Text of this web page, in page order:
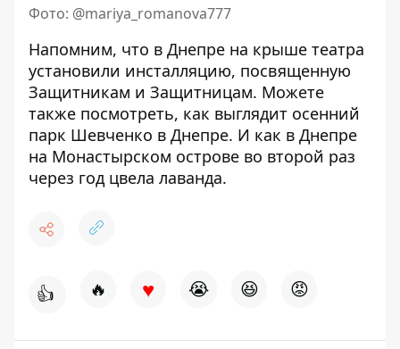
Фото: @mariya_romanova777
Напомним, что в Днепре на крыше театра
установили инсталляцию, посвященную
Защитникам и Защитницам. Можете
также посмотреть, как выглядит осенний
парк Шевченко в Днепре. И как в Днепре
на Монастырском острове во второй раз
через год цвела лаванда.
👍 🔥 ♥ 😭 😆 😡